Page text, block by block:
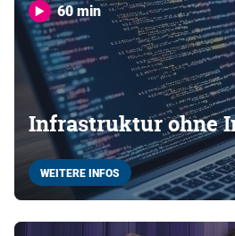
60 min
Infrastruktur ohne
WEITERE INFOS